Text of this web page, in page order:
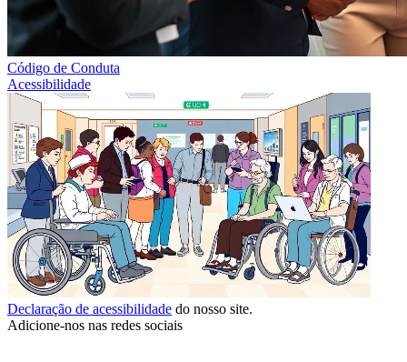
Código de Conduta
Acessibilidade
Declaração de acessibilidade do nosso site.
Adicione-nos nas redes sociais